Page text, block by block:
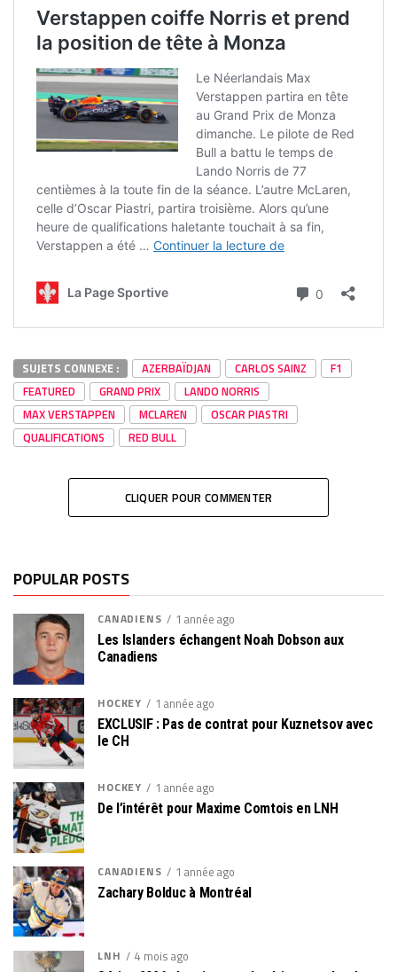
SUJETS CONNEXE : AZERBAÏDJAN CARLOS SAINZ
F1
FEATURED
GRAND PRIX
LANDO NORRIS
MAX VERSTAPPEN
MCLAREN
OSCAR PIASTRI
QUALIFICATIONS
RED BULL
CLIQUER POUR COMMENTER
POPULAR POSTS
CANADIENS 1 année ago
Les Islanders échangent Noah Dobson aux
Canadiens
HOCKEY 1 année ago
EXCLUSIF : Pas de contrat pour Kuznetsov avec
le CH
HOCKEY 1 année ago
De l’intérêt pour Maxime Comtois en LNH
CANADIENS 1 année ago
Zachary Bolduc à Montréal
LNH 4 mois ago